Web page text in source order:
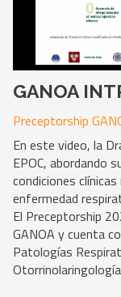
GANOA
Preceptorship
En este video, la
EPOC, abordando
condiciones
enfermedad
El Preceptorship
GANOA y cuenta
Patologías